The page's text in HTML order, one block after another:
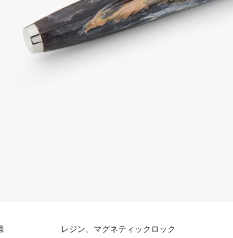
レジン、マグネティックロック